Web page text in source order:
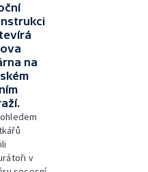
na
v